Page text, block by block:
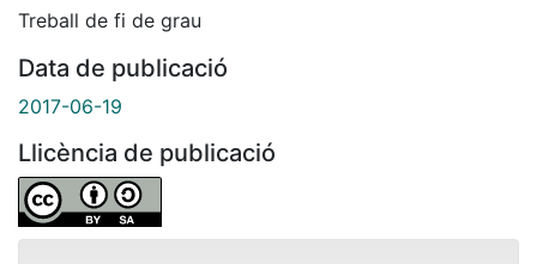
Treball de fi de grau
Data de publicació
2017-06-19
Llicència de publicació